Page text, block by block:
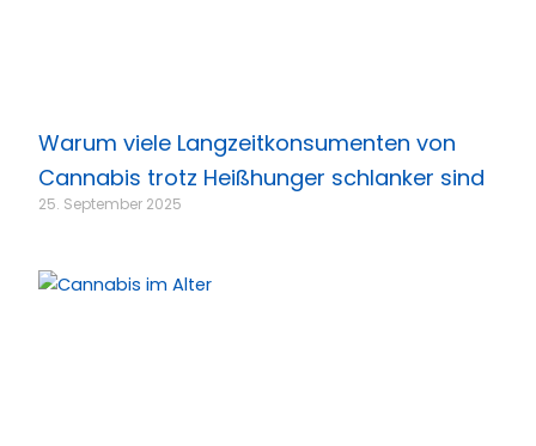
Warum viele Langzeitkonsumenten von
Cannabis trotz Heißhunger schlanker sind
25. September 2025